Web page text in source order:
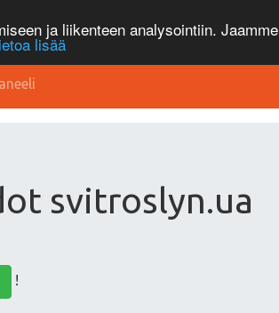
ja liikenteen analysointiin. Jaamme
lisää
svitroslyn.ua
!